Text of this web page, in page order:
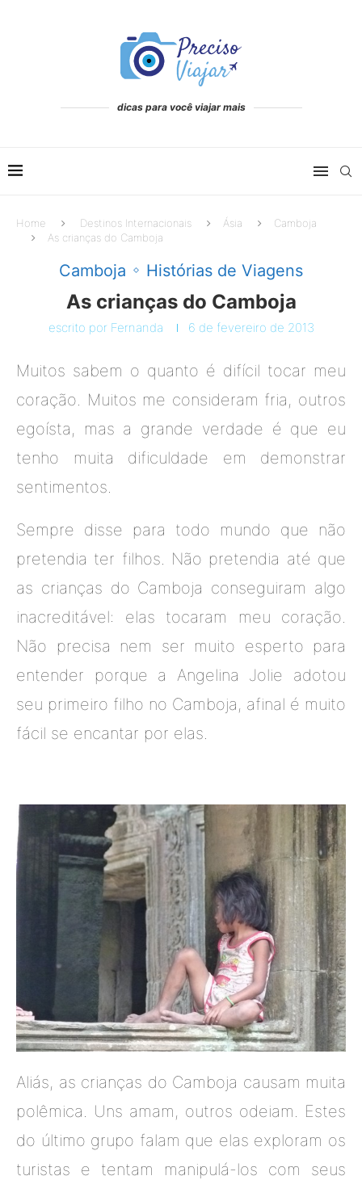
dicas para você viajar mais
Home Destinos Internacionais Ásia
Camboja
As crianças do Camboja
Camboja Histórias de Viagens
As crianças do Camboja
escrito por Fernanda 6 de fevereiro de 2013
Muitos sabem o quanto é difícil tocar meu
coração. Muitos me consideram fria, outros
egoísta, mas a grande verdade é que eu
tenho muita dificuldade em demonstrar
sentimentos.
Sempre disse para todo mundo que não
pretendia ter filhos. Não pretendia até que
as crianças do Camboja conseguiram algo
inacreditável: elas tocaram meu coração.
Não precisa nem ser muito esperto para
entender porque a Angelina Jolie adotou
seu primeiro filho no Camboja, afinal é muito
fácil se encantar por elas.
Aliás, as crianças do Camboja causam muita
polêmica. Uns amam, outros odeiam. Estes
do último grupo falam que elas exploram os
turistas e tentam manipulá-los com seus